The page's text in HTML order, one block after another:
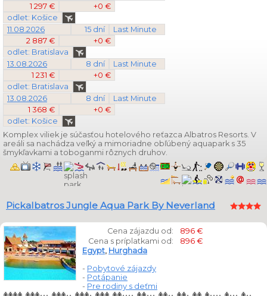
1 297 €
+0 €
odlet: Košice
11.08.2026
15 dní
Last Minute
2 887 €
+0 €
odlet: Bratislava
13.08.2026
8 dní
Last Minute
1 231 €
+0 €
odlet: Bratislava
13.08.2026
8 dní
Last Minute
1 368 €
+0 €
odlet: Košice
Komplex viliek je súčasťou hotelového reťazca Albatros Resorts. V
areáli sa nachádza veľký a mimoriadne obľúbený aquapark s 35
šmykľavkami a toboganmi rôznych druhov.
Pickalbatros Jungle Aqua Park By Neverland
Cena zájazdu od:
896 €
Cena s príplatkami od:
896 €
Egypt, Hurghada
- Pobytové zájazdy
- Potápanie
- Pre rodiny s deťmi